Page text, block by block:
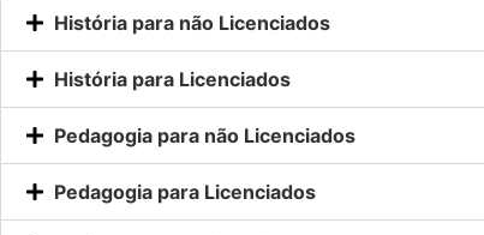
História para não Licenciados
História para Licenciados
Pedagogia para não Licenciados
Pedagogia para Licenciados